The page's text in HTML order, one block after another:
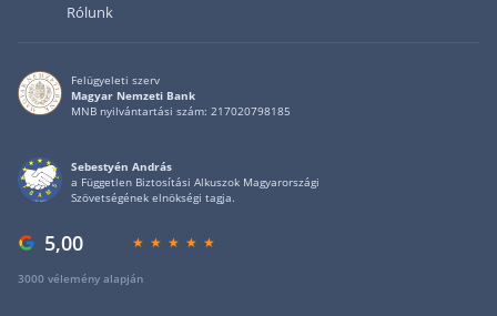
Rólunk
Felügyeleti szerv
Magyar Nemzeti Bank
MNB nyilvántartási szám: 217020798185
Sebestyén András
a Független Biztosítási Alkuszok Magyarországi
Szövetségének elnökségi tagja.
5,00
3000 vélemény alapján